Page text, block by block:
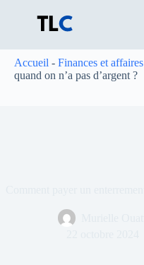
Accueil - Finances et affaires
quand on n’a pas d’argent ?